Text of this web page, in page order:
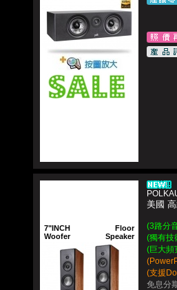
7"INCH
Woofer
Floor
Speaker
美國
(3路分
(獨有技
(巨大頻
(支援
免息分